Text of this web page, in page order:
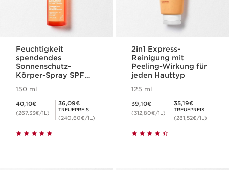
Feuchtigkeit
spendendes
Sonnenschutz-
Körper-Spray SPF
150 ml
40,10€
(267,33€/1L)
Mitgliederpreis 36,09€
36,09€
TREUEPREIS
(240,60€/1L)
2in1 Express-
Reinigung mit
Peeling-Wirkung für
jeden Hauttyp
125 ml
39,10€
(312,80€/1L)
Mitgliederpreis 35,19€
35,19€
TREUEPREIS
(281,52€/1L)